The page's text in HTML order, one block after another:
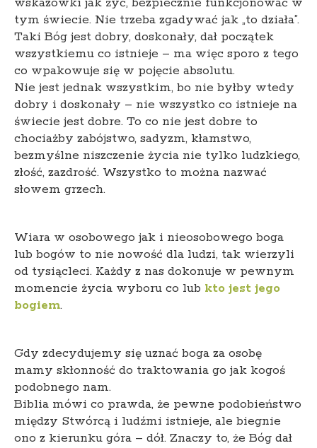
tym świecie. Nie trzeba zgadywać jak „to działa”.
Taki Bóg jest dobry, doskonały, dał początek
wszystkiemu co istnieje – ma więc sporo z tego
co wpakowuje się w pojęcie absolutu.
Nie jest jednak wszystkim, bo nie byłby wtedy
dobry i doskonały – nie wszystko co istnieje na
świecie jest dobre. To co nie jest dobre to
chociażby zabójstwo, sadyzm, kłamstwo,
bezmyślne niszczenie życia nie tylko ludzkiego,
złość, zazdrość. Wszystko to można nazwać
słowem grzech.
Wiara w osobowego jak i nieosobowego boga
lub bogów to nie nowość dla ludzi, tak wierzyli
od tysiącleci. Każdy z nas dokonuje w pewnym
momencie życia wyboru co lub kto jest jego
bogiem.
Gdy zdecydujemy się uznać boga za osobę
mamy skłonność do traktowania go jak kogoś
podobnego nam.
Biblia mówi co prawda, że pewne podobieństwo
między Stwórcą i ludźmi istnieje, ale biegnie
ono z kierunku góra – dół. Znaczy to, że Bóg dał